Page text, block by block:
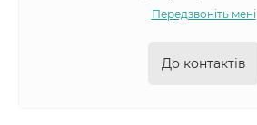
Передзвоніть мені
До контактів